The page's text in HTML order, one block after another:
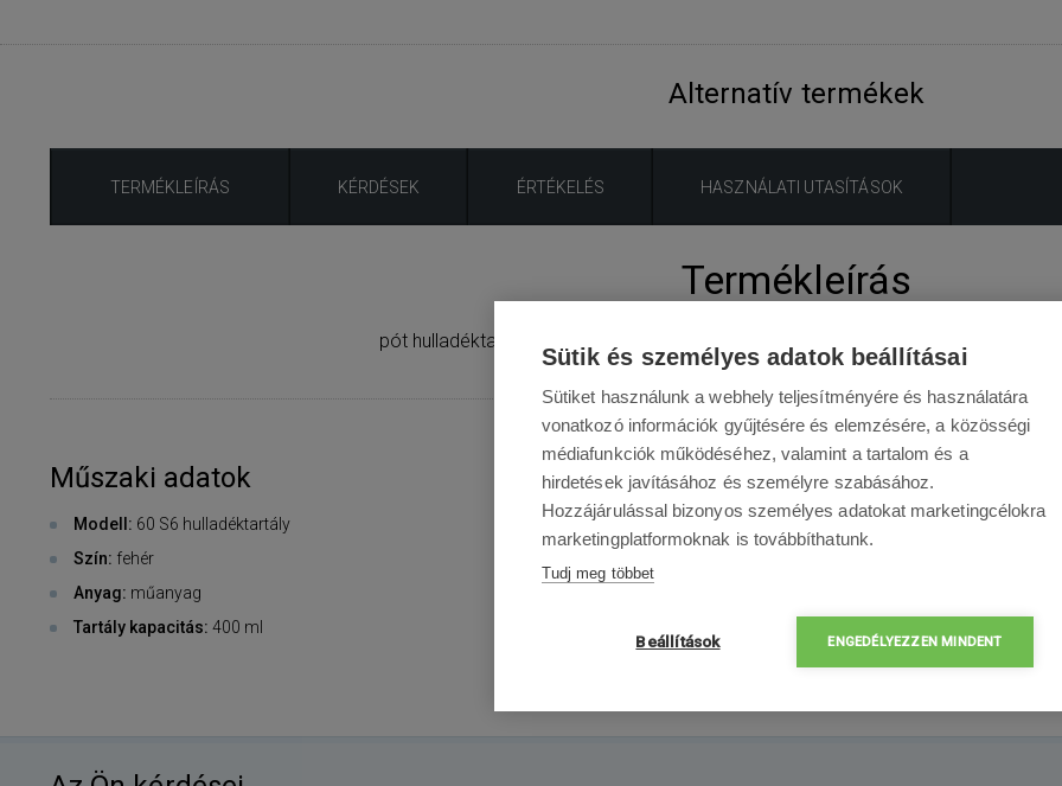
Alternatív termékek
TERMÉKLEÍRÁS KÉRDÉSEK ÉRTÉKELÉS HASZNÁLATI UTASÍTÁSOK
Termékleírás
pót hulladéktartály a 360 S6 robotporszívókhoz. A tartály már tartalmaz
Műszaki adatok
Modell: 60 S6 hulladéktartály
Szín: fehér
Anyag: műanyag
Tartály kapacitás: 400 ml
Csomagolás
1x360 S6
1x
Sütik és személyes adatok beállításai
Sütiket használunk a webhely teljesítményére és használatára
vonatkozó információk gyűjtésére és elemzésére, a közösségi
médiafunkciók működéséhez, valamint a tartalom és a
hirdetések javításához és személyre szabásához.
Hozzájárulással bizonyos személyes adatokat marketingcélokra
marketingplatformoknak is továbbíthatunk.
Tudj meg többet
Beállítások ENGEDÉLYEZZEN MINDENT